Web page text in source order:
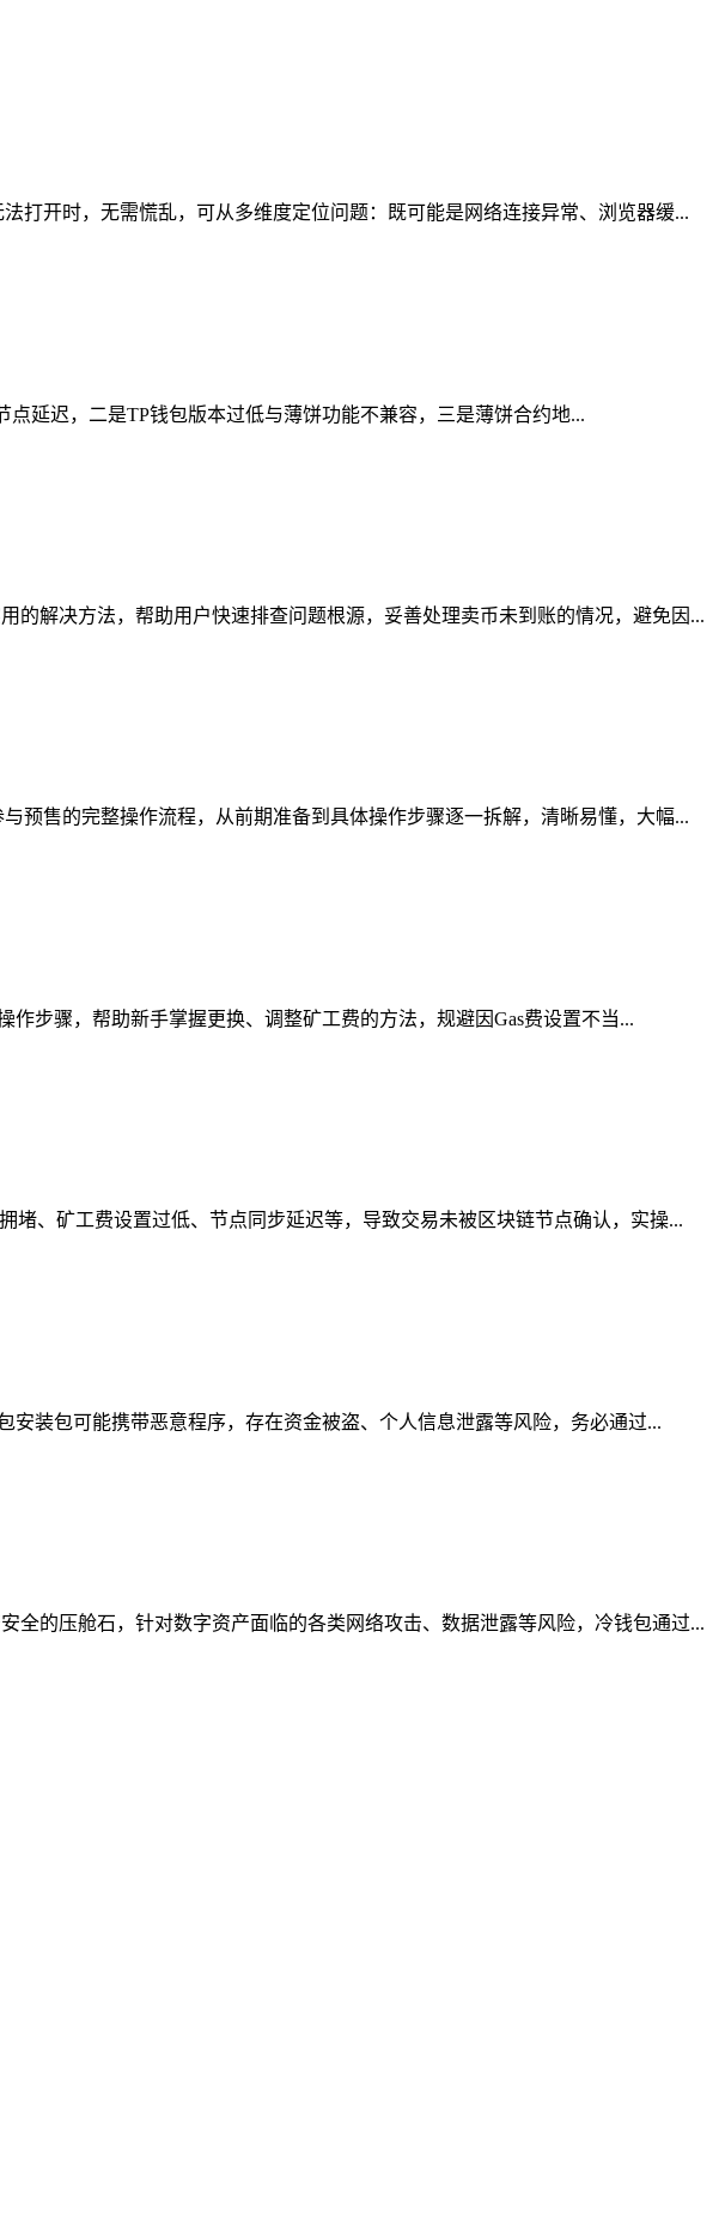
打开时，无需慌乱，可从多维度定位问题：既可能是网络连接异常、浏览器缓...
延迟，二是TP钱包版本过低与薄饼功能不兼容，三是薄饼合约地...
解决方法，帮助用户快速排查问题根源，妥善处理卖币未到账的情况，避免因...
预售的完整操作流程，从前期准备到具体操作步骤逐一拆解，清晰易懂，大幅...
步骤，帮助新手掌握更换、调整矿工费的方法，规避因Gas费设置不当...
、矿工费设置过低、节点同步延迟等，导致交易未被区块链节点确认，实操...
装包可能携带恶意程序，存在资金被盗、个人信息泄露等风险，务必通过...
全的压舱石，针对数字资产面临的各类网络攻击、数据泄露等风险，冷钱包通过...